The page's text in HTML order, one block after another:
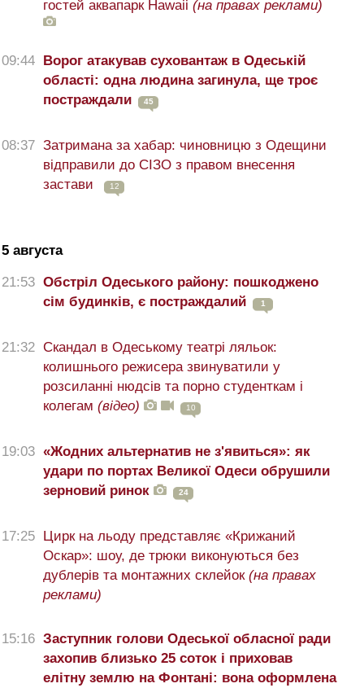
гостей аквапарк Hawaii (на правах реклами)
09:44 Ворог атакував суховантаж в Одеській
області: одна людина загинула, ще троє
постраждали
45
08:37 Затримана за хабар: чиновницю з Одещини
відправили до СІЗО з правом внесення
застави
12
5 августа
21:53 Обстріл Одеського району: пошкоджено
сім будинків, є постраждалий
1
21:32 Скандал в Одеському театрі ляльок:
колишнього режисера звинуватили у
розсиланні нюдсів та порно студенткам і
колегам (відео) 10
19:03 «Жодних альтернатив не з'явиться»: як
удари по портах Великої Одеси обрушили
зерновий ринок
24
17:25 Цирк на льоду представляє «Крижаний
Оскар»: шоу, де трюки виконуються без
дублерів та монтажних склейок (на правах
реклами)
15:16 Заступник голови Одеської обласної ради
захопив близько 25 соток і приховав
елітну землю на Фонтані: вона оформлена